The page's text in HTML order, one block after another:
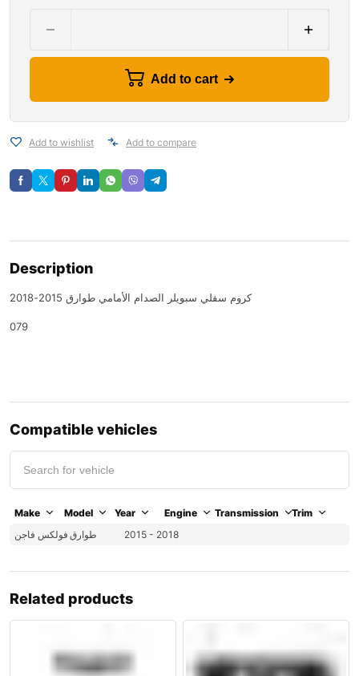
Add to cart
Add to wishlist Add to compare
Description
كروم سفلي سبويلر الصدام الأمامي طوارق 2015-2018
079
Compatible vehicles
Make Model Year Engine Transmission
Trim
فولكس فاجن طوارق 2015 - 2018
Related products